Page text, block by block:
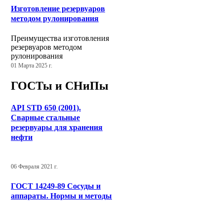
Изготовление резервуаров
методом рулонирования
Преимущества изготовления
резервуаров методом
рулонирования
01 Марта 2025 г.
ГОСТы и СНиПы
API STD 650 (2001).
Сварные стальные
резервуары для хранения
нефти
06 Февраля 2021 г.
ГОСТ 14249-89 Сосуды и
аппараты. Нормы и методы